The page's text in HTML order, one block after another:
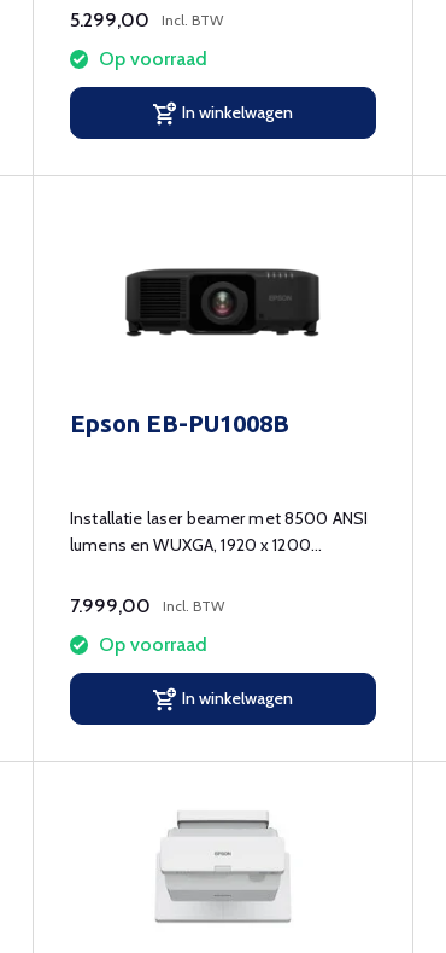
5.299,00 Incl. BTW
Op voorraad
In winkelwagen
Epson EB-PU1008B
Installatie laser beamer met 8500 ANSI
lumens en WUXGA, 1920 x 1200
7.999,00 Incl. BTW
Op voorraad
In winkelwagen